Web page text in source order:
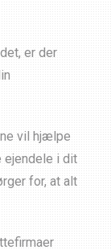
er der
vil hjælpe
ejendele i dit
for, at alt